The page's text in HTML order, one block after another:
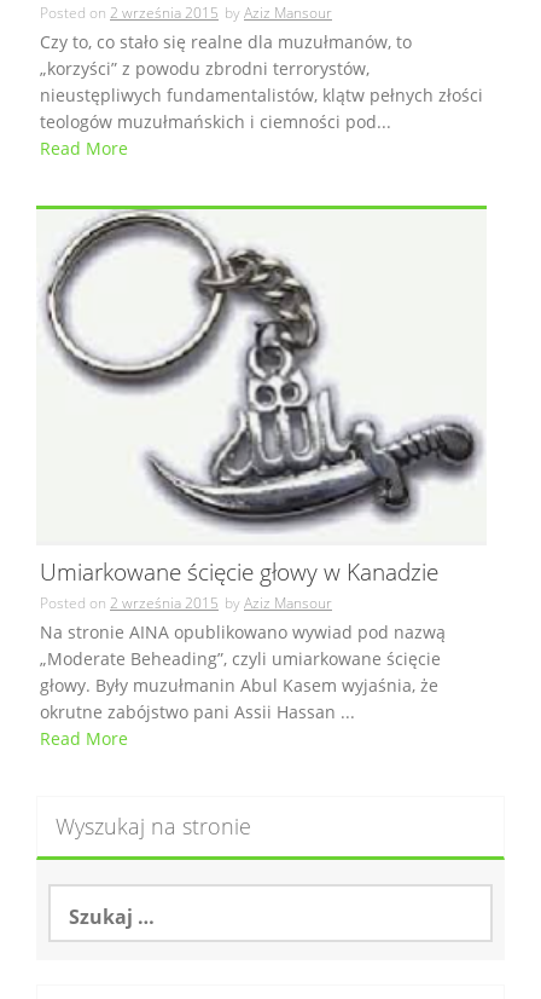
Posted on 2 września 2015 byAziz Mansour
Czy to, co stało się realne dla muzułmanów, to
„korzyści” z powodu zbrodni terrorystów,
nieustępliwych fundamentalistów, klątw pełnych złości
teologów muzułmańskich i ciemności pod...
Read More
Umiarkowane ścięcie głowy w Kanadzie
Posted on 2 września 2015 byAziz Mansour
Na stronie AINA opublikowano wywiad pod nazwą
„Moderate Beheading”, czyli umiarkowane ścięcie
głowy. Były muzułmanin Abul Kasem wyjaśnia, że
okrutne zabójstwo pani Assii Hassan ...
Read More
Wyszukaj na stronie
u